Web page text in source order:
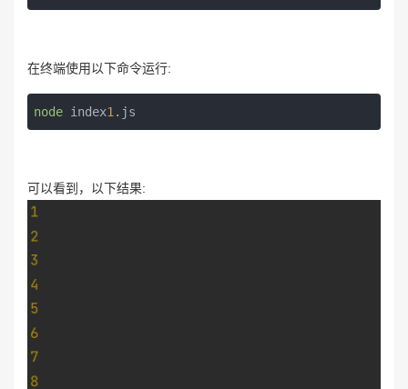
在终端使用以下命令运行:
node index1 .js
可以看到，以下结果: